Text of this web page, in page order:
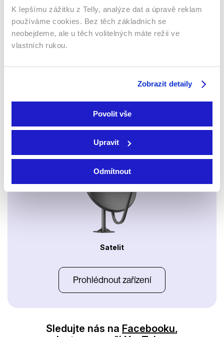
K lepšímu zážitku z Telly, analýze dat a úpravě reklam
používáme cookies. Bez těch základních se
neobejdeme, ale u těch volitelných máte režii ve
vlastních rukou.
Zobrazit detaily
Povolit vše
Upravit
Odmítnout
Set-top boxy Arris
Satelit
Prohlédnout zařízení
Sledujte nás na Facebooku,